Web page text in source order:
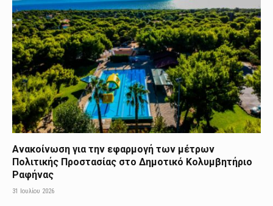
Ανακοίνωση για την εφαρμογή των μέτρων
Πολιτικής Προστασίας στο Δημοτικό Κολυμβητήριο
Ραφήνας
31 Ιουλίου 2026